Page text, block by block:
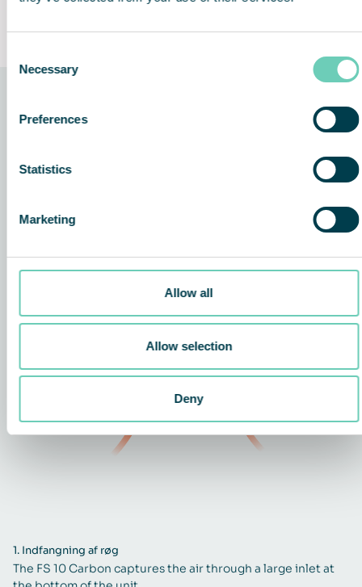
Selection
Necessary
Preferences
Statistics
Marketing
Allow all
Allow selection
Deny
Teknologien bag løsningen
1. Indfangning af røg
The FS 10 Carbon captures the air through a large inlet at